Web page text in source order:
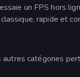
un FPS hors
rapide et
autres catégories